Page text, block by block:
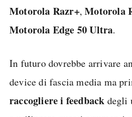
Motorola Razr+,Motorola
Motorola Edge 50 Ultra.
In futuro dovrebbe arrivare
device di fascia media ma
raccogliere i feedback degli